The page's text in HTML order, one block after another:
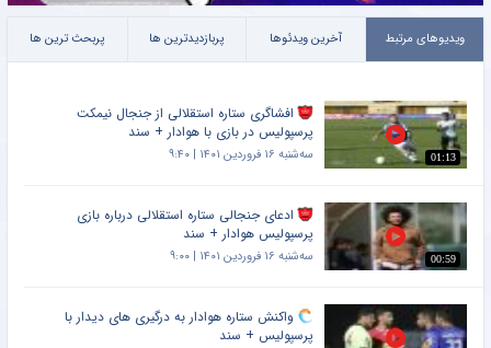
ویدیوهای مرتبط آخرین ویدئوها پربازدیدترین ها پربحث ترین ها
01:13
افشاگری ستاره استقلالی از جنجال نیمکت
پرسپولیس در بازی با هوادار + سند
سه‌شنبه ۱۶ فروردین ۱۴۰۱ | ۹:۴۰
00:59
ادعای جنجالی ستاره استقلالی درباره بازی
پرسپولیس هوادار + سند
سه‌شنبه ۱۶ فروردین ۱۴۰۱ | ۹:۰۰
واکنش ستاره هوادار به درگیری های دیدار با
پرسپولیس + سند